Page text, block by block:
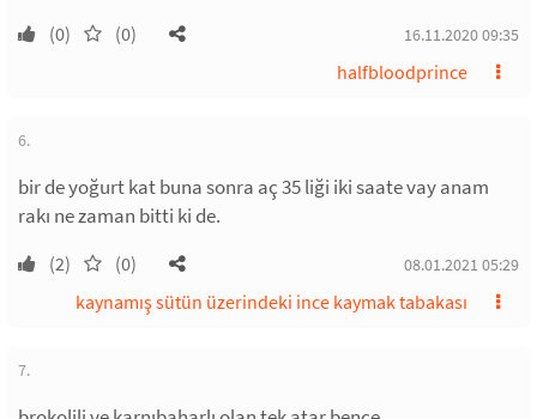
(0) (0) 16.11.2020 09:35
halfbloodprince
6.
bir de yoğurt kat buna sonra aç 35 liği iki saate vay anam
rakı ne zaman bitti ki de.
(2) (0) 08.01.2021 05:29
kaynamış sütün üzerindeki ince kaymak tabakası
7.